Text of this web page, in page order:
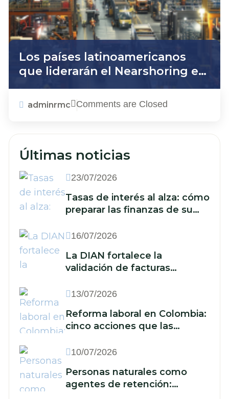
Los países latinoamericanos
que liderarán el Nearshoring en
2025
adminrmc Comments are Closed
Últimas noticias
23/07/2026
Tasas de interés al alza: cómo
preparar las finanzas de su
escenario económico
16/07/2026
La DIAN fortalece la
validación de facturas
para las empresas?
13/07/2026
Reforma laboral en Colombia:
cinco acciones que las
implementar frente a la
nuevos recargos
10/07/2026
Personas naturales como
agentes de retención: